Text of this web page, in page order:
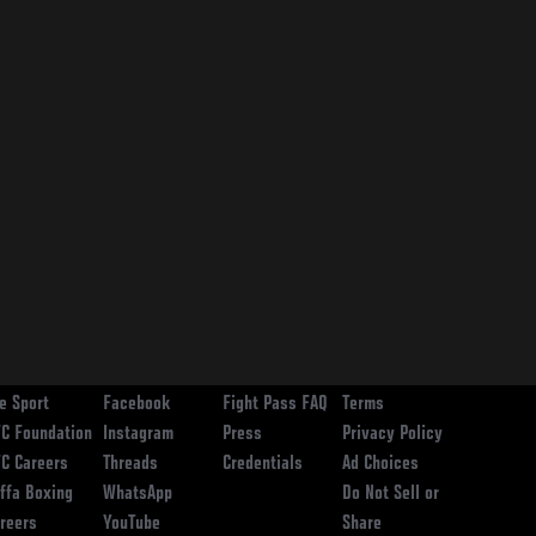
Sport
Foundation
Careers
Boxing
Facebook
Instagram
Threads
WhatsApp
YouTube
Fight Pass FAQ
Press
Credentials
Terms
Privacy Policy
Ad Choices
Do Not Sell or
Share